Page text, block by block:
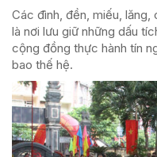
Các đình, đền, miếu,
là nơi lưu giữ những dấu
cộng đồng thực hành tín
bao thế hệ.